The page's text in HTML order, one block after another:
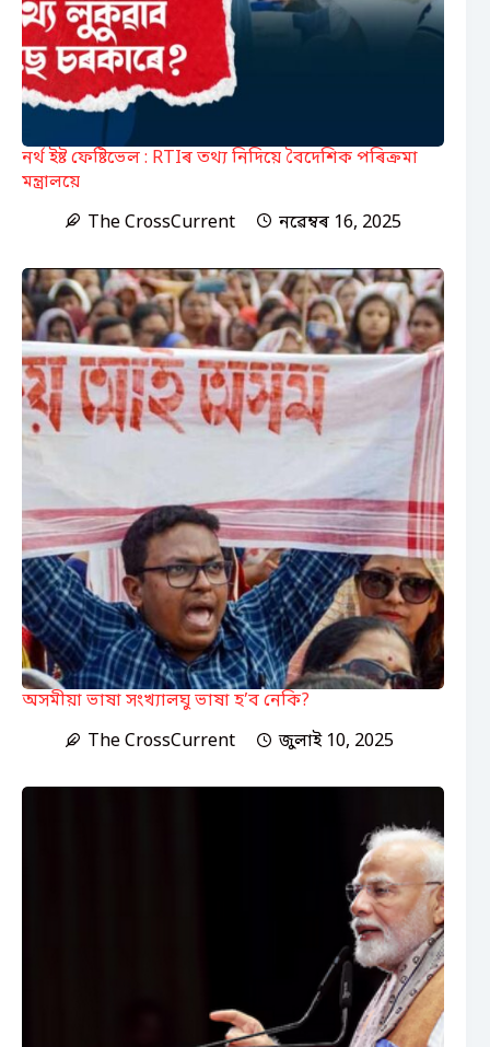
নৰ্থ ইষ্ট ফেষ্টিভেল : RTIৰ তথ্য নিদিয়ে বৈদেশিক পৰিক্ৰমা
মন্ত্ৰালয়ে
The CrossCurrent
নৱেম্বৰ 16, 2025
অসমীয়া ভাষা সংখ্যালঘু ভাষা হ’ব নেকি?
The CrossCurrent
জুলাই 10, 2025